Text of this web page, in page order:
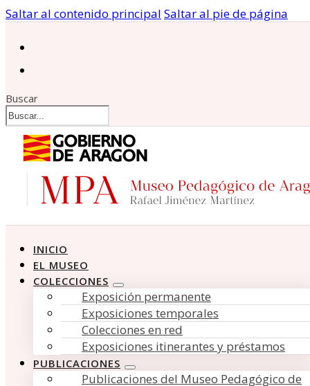
Saltar al contenido principal Saltar al pie de página
Buscar
INICIO
EL MUSEO
COLECCIONES
Exposición permanente
Exposiciones temporales
Colecciones en red
Exposiciones itinerantes y préstamos
PUBLICACIONES
Publicaciones del Museo Pedagógico de